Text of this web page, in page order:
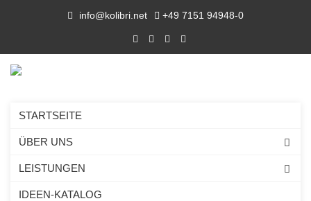
info@kolibri.net +49 7151 94948-0
STARTSEITE
ÜBER UNS
LEISTUNGEN
IDEEN-KATALOG